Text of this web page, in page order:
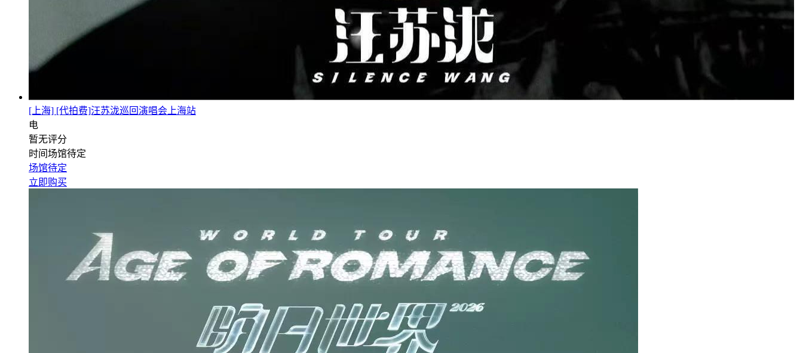
[上海] [代拍费]汪苏泷巡回演唱会上海站
电
暂无评分
时间场馆待定
场馆待定
立即购买